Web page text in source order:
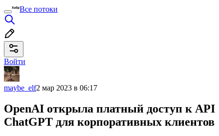
Все потоки
Войти
maybe_elf2 мар 2023 в 06:17
OpenAI открыла платный доступ к API
ChatGPT для корпоративных клиентов